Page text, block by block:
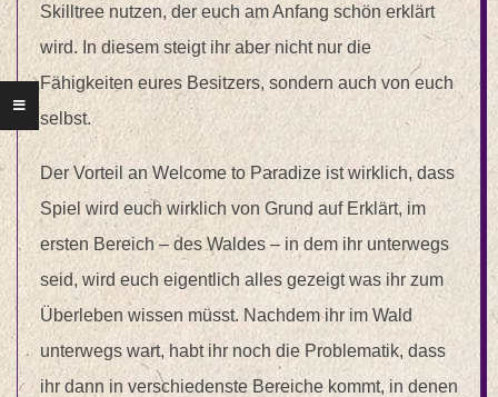
Skilltree nutzen, der euch am Anfang schön erklärt
wird. In diesem steigt ihr aber nicht nur die
Fähigkeiten eures Besitzers, sondern auch von euch
selbst.
Der Vorteil an Welcome to Paradize ist wirklich, dass
Spiel wird euch wirklich von Grund auf Erklärt, im
ersten Bereich – des Waldes – in dem ihr unterwegs
seid, wird euch eigentlich alles gezeigt was ihr zum
Überleben wissen müsst. Nachdem ihr im Wald
unterwegs wart, habt ihr noch die Problematik, dass
ihr dann in verschiedenste Bereiche kommt, in denen